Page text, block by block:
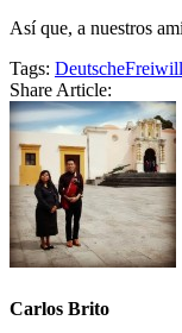
Así que, a nuestros
Tags:
Share Article:
Carlos Brito